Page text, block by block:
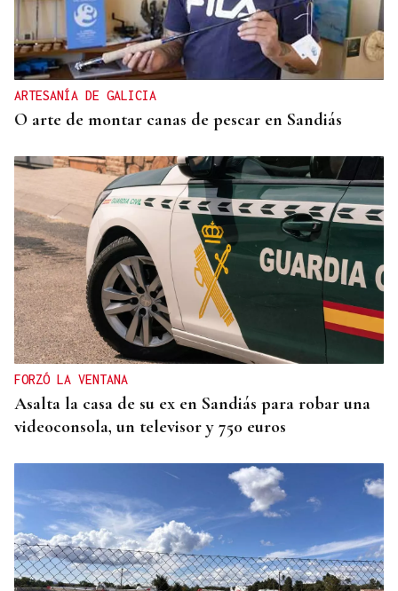
ARTESANÍA DE GALICIA
O arte de montar canas de pescar en Sandiás
FORZÓ LA VENTANA
Asalta la casa de su ex en Sandiás para robar una
videoconsola, un televisor y 750 euros